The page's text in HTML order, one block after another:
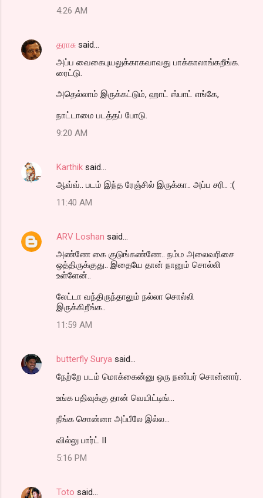
4:26 AM
தராசு said…
அப்ப வைகைபுயலுக்காகவாவது பாக்காலாங்கறீங்க.
ரைட்டு.
அதெல்லாம் இருக்கட்டும், ஹாட் ஸ்பாட் எங்கே,
நாட்டாமை படத்தப் போடு.
9:20 AM
Karthik said…
ஆவ்வ்.. படம் இந்த ரேஞ்சில் இருக்கா.. அப்ப சரி.. :(
11:40 AM
ARV Loshan said…
அண்ணே கை குடுங்கண்ணே.. நம்ம அலைவரிசை
ஒத்திருக்குது.. இதையே தான் நானும் சொல்லி
உள்ளேன்..
லேட்டா வந்திருந்தாலும் நல்லா சொல்லி
இருக்கிறீங்க..
11:59 AM
butterfly Surya said…
நேற்றே படம் மொக்கைன்னு ஒரு நண்பர் சொன்னார்.
உங்க பதிவுக்கு தான் வெயிட்டிங்...
நீங்க சொன்னா அப்பீலே இல்ல...
வில்லு பார்ட் II
5:16 PM
Toto said…